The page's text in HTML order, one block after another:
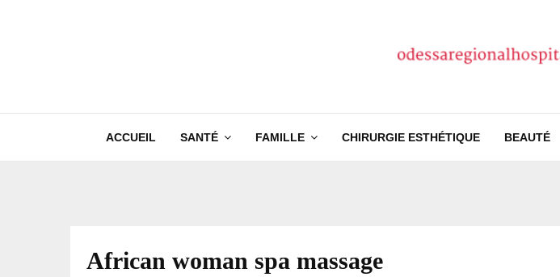
ACCUEIL SANTÉ FAMILLE CHIRURGIE ESTHÉTIQUE BEAUTÉ
African woman spa massage